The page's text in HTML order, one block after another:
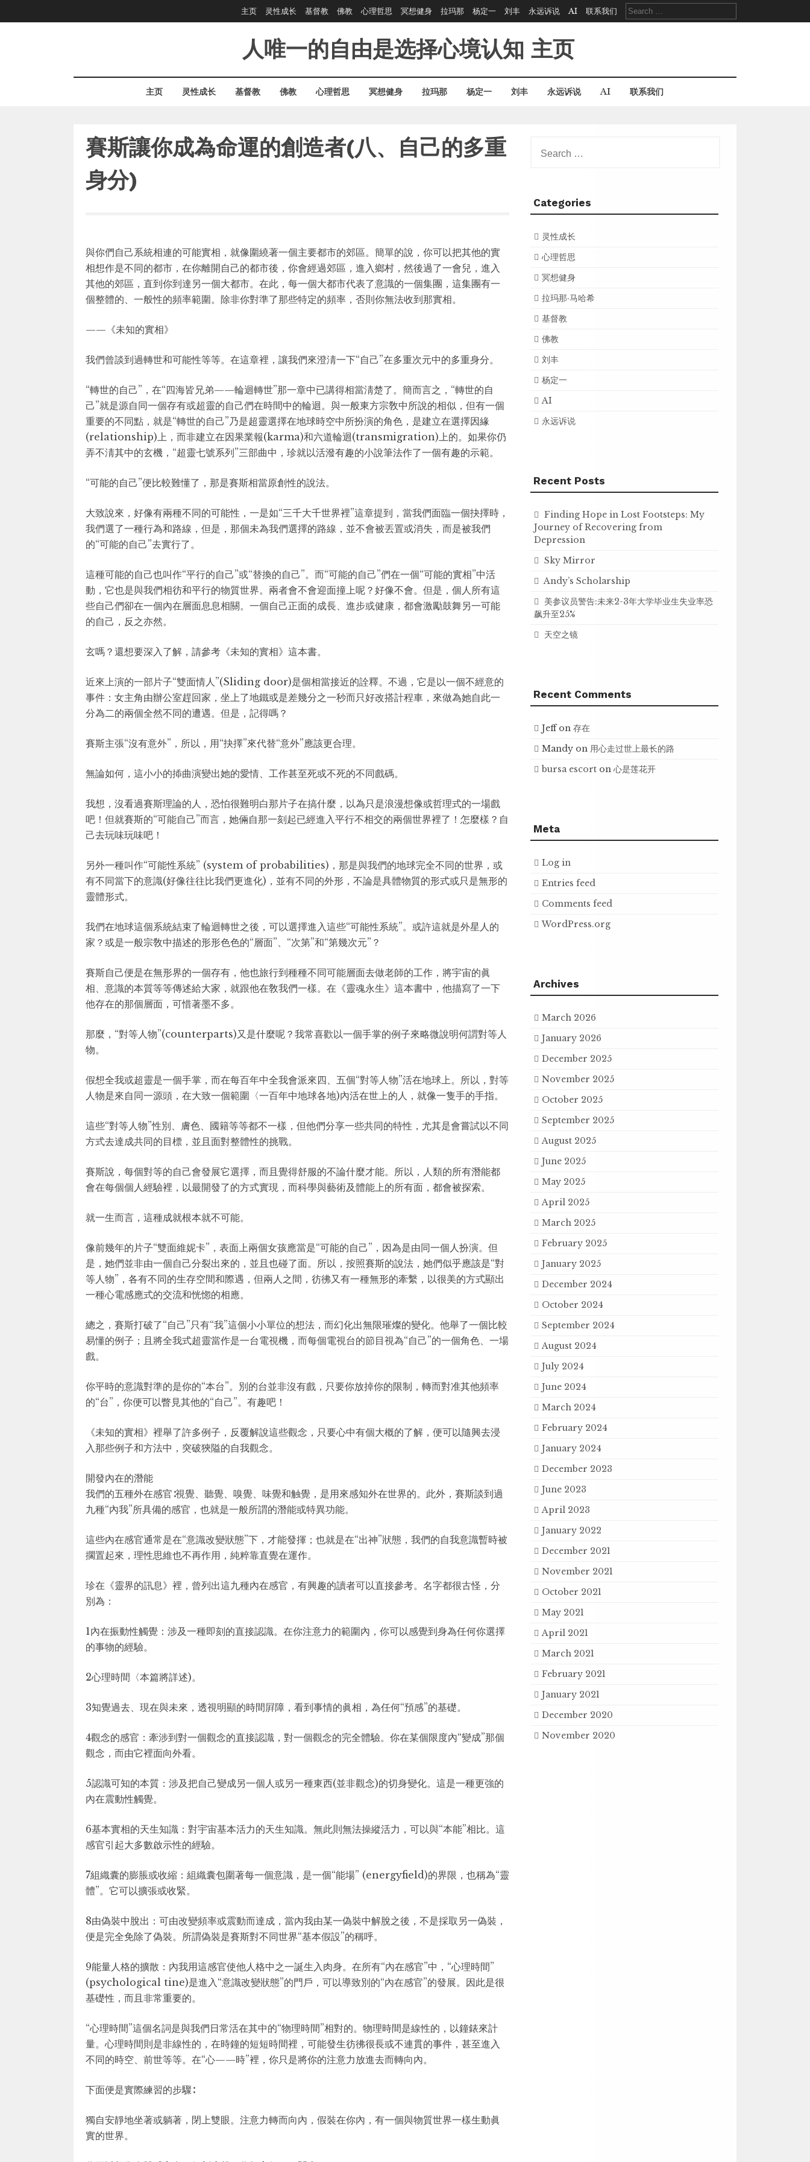
to
主页 灵性成长 基督教 佛教 心理哲思 冥想健身 拉玛那 杨定一 刘丰 永远诉说 AI 联系我们
Search
for:
人唯一的自由是选择心境认知 主页
主页 灵性成长 基督教 佛教 心理哲思 冥想健身 拉玛那 杨定一 刘丰 永远诉说 AI 联系我们
賽斯讓你成為命運的創造者(八、自己的多重
身分)
與你們自己系統相連的可能實相，就像圍繞著一個主要都市的郊區。簡單的說，你可以把其他的實
相想作是不同的都市，在你離開自己的都市後，你會經過郊區，進入鄉村，然後過了一會兒，進入
其他的郊區，直到你到達另一個大都市。在此，每一個大都市代表了意識的一個集團，這集團有一
個整體的、一般性的頻率範圍。除非你對準了那些特定的頻率，否則你無法收到那實相。
——《未知的實相》
我們曾談到過轉世和可能性等等。在這章裡，讓我們來澄淸一下“自己”在多重次元中的多重身分。
“轉世的自己”，在“四海皆兄弟——輪迴轉世”那一章中已講得相當淸楚了。簡而言之，“轉世的自
己”就是源自同一個存有或超靈的自己們在時間中的輪迴。與一般東方宗敎中所說的相似，但有一個
重要的不同點，就是“轉世的自己”乃是超靈選擇在地球時空中所扮演的角色，是建立在選擇因緣
(relationship)上，而非建立在因果業報(karma)和六道輪迴(transmigration)上的。如果你仍
弄不淸其中的玄機，“超靈七號系列”三部曲中，珍就以活潑有趣的小說筆法作了一個有趣的示範。
“可能的自己”便比較難懂了，那是賽斯相當原創性的說法。
大致說來，好像有兩種不同的可能性，一是如“三千大千世界裡”這章提到，當我們面臨一個抉擇時，
我們選了一種行為和路線，但是，那個未為我們選擇的路線，並不會被丟置或消失，而是被我們
的“可能的自己”去實行了。
這種可能的自己也叫作“平行的自己”或“替換的自己”。而“可能的自己”們在一個“可能的實相”中活
動，它也是與我們相彷和平行的物質世界。兩者會不會迎面撞上呢？好像不會。但是，個人所有這
些自己們卻在一個內在層面息息相關。一個自己正面的成長、進步或健康，都會激勵鼓舞另一可能
的自己，反之亦然。
玄嗎？還想要深入了解，請參考《未知的實相》這本書。
近來上演的一部片子“雙面情人”(Sliding door)是個相當接近的詮釋。不過，它是以一個不經意的
事件：女主角由辦公室趕回家，坐上了地鐵或是差幾分之一秒而只好改搭計程車，來做為她自此一
分為二的兩個全然不同的遭遇。但是，記得嗎？
賽斯主張“沒有意外”，所以，用“抉擇”來代替“意外”應該更合理。
無論如何，這小小的揷曲演變出她的愛情、工作甚至死或不死的不同戲碼。
我想，沒看過賽斯理論的人，恐怕很難明白那片子在搞什麼，以為只是浪漫想像或哲理式的一場戲
吧！但就賽斯的“可能自己”而言，她倆自那一刻起已經進入平行不相交的兩個世界裡了！怎麼樣？自
己去玩味玩味吧！
另外一種叫作“可能性系統” (system of probabilities)，那是與我們的地球完全不同的世界，或
有不同當下的意識(好像往往比我們更進化)，並有不同的外形，不論是具體物質的形式或只是無形的
靈體形式。
我們在地球這個系統結束了輪迴轉世之後，可以選擇進入這些“可能性系統”。或許這就是外星人的
家？或是一般宗敎中描述的形形色色的“層面”、“次第”和“第幾次元”？
賽斯自己便是在無形界的一個存有，他也旅行到種種不同可能層面去做老師的工作，將宇宙的眞
相、意識的本質等等傳述給大家，就跟他在敎我們一樣。在《靈魂永生》這本書中，他描寫了一下
他存在的那個層面，可惜著墨不多。
那麼，“對等人物”(counterparts)又是什麼呢？我常喜歡以一個手掌的例子來略微說明何謂對等人
物。
假想全我或超靈是一個手掌，而在每百年中全我會派來四、五個“對等人物”活在地球上。所以，對等
人物是來自同一源頭，在大致一個範圍〈一百年中地球各地)內活在世上的人，就像一隻手的手指。
這些“對等人物”性別、膚色、國籍等等都不一樣，但他們分享一些共同的特性，尤其是會嘗試以不同
方式去達成共同的目標，並且面對整體性的挑戰。
賽斯說，每個對等的自己會發展它選擇，而且覺得舒服的不論什麼才能。所以，人類的所有潛能都
會在每個個人經驗裡，以最開發了的方式實現，而科學與藝術及體能上的所有面，都會被探索。
就一生而言，這種成就根本就不可能。
像前幾年的片子“雙面維妮卡”，表面上兩個女孩應當是“可能的自己”，因為是由同一個人扮演。但
是，她們並非由一個自己分裂出來的，並且也碰了面。所以，按照賽斯的說法，她們似乎應該是“對
等人物”，各有不同的生存空間和際遇，但兩人之間，彷彿又有一種無形的牽繫，以很美的方式顯出
一種心電感應式的交流和恍惚的相應。
總之，賽斯打破了“自己”只有“我”這個小小單位的想法，而幻化出無限璀燦的變化。他舉了一個比較
易懂的例子；且將全我式超靈當作是一台電視機，而每個電視台的節目視為“自己”的一個角色、一場
戲。
你平時的意識對準的是你的“本台”。別的台並非沒有戲，只要你放掉你的限制，轉而對准其他頻率
的“台”，你便可以瞥見其他的“自己”。有趣吧！
《未知的實相》裡舉了許多例子，反覆解說這些觀念，只要心中有個大概的了解，便可以隨興去浸
入那些例子和方法中，突破狹隘的自我觀念。
開發內在的潛能
我們的五種外在感官∶視覺、聽覺、嗅覺、味覺和触覺，是用來感知外在世界的。此外，賽斯談到過
九種“內我”所具備的感官，也就是一般所謂的潛能或特異功能。
這些內在感官通常是在“意識改變狀態”下，才能發揮；也就是在“出神”狀態，我們的自我意識暫時被
擱置起來，理性思維也不再作用，純粹靠直覺在運作。
珍在《靈界的訊息》裡，曾列出這九種內在感官，有興趣的讀者可以直接參考。名字都很古怪，分
別為：
1內在振動性觸覺：涉及一種即刻的直接認識。在你注意力的範圍內，你可以感覺到身為任何你選擇
的事物的經驗。
2心理時間〈本篇將詳述)。
3知覺過去、現在與未來，透視明顯的時間屛障，看到事情的眞相，為任何“預感”的基礎。
4觀念的感官：牽涉到對一個觀念的直接認識，對一個觀念的完全體驗。你在某個限度內“變成”那個
觀念，而由它裡面向外看。
5認識可知的本質：涉及把自己變成另一個人或另一種東西(並非觀念)的切身變化。這是一種更強的
內在震動性觸覺。
6基本實相的天生知識：對宇宙基本活力的天生知識。無此則無法操縱活力，可以與“本能”相比。這
感官引起大多數啟示性的經驗。
7組織囊的膨脹或收縮：組織囊包圍著每一個意識，是一個“能場” (energyfield)的界限，也稱為“靈
體”。它可以擴張或收緊。
8由偽裝中脫出：可由改變頻率或震動而達成，當內我由某一偽裝中解脫之後，不是採取另一偽裝，
便是完全免除了偽裝。所謂偽裝是賽斯對不同世界“基本假設”的稱呼。
9能量人格的擴散：內我用這感官使他人格中之一誕生入肉身。在所有“內在感官”中，“心理時間”
(psychological tine)是進入“意識改變狀態”的門戶，可以導致別的“內在感官”的發展。因此是很
基礎性，而且非常重要的。
“心理時間”這個名詞是與我們日常活在其中的“物理時間”相對的。物理時間是線性的，以鐘錶來計
量。心理時間則是非線性的，在時鐘的短短時間裡，可能發生彷彿很長或不連貫的事件，甚至進入
不同的時空、前世等等。在“心——時”裡，你只是將你的注意力放進去而轉向內。
下面便是實際練習的步驟∶
獨自安靜地坐著或躺著，閉上雙眼。注意力轉而向內，假裝在你內，有一個與物質世界一樣生動眞
實的世界。
for:
Categories
灵性成长
心理哲思
冥想健身
拉玛那·马哈希
基督教
佛教
刘丰
杨定一
AI
永远诉说
Recent Posts
Finding Hope in Lost Footsteps: My
Journey of Recovering from
Depression
Sky Mirror
Andy’s Scholarship
美参议员警告:未来2-3年大学毕业生失业率恐
飙升至25%
天空之镜
Recent Comments
Jeffon存在
Mandy on 用心走过世上最长的路
bursa escort on心是莲花开
Meta
Log in
Entries feed
Comments feed
WordPress.org
Archives
March 2026
January 2026
December 2025
November 2025
October 2025
September 2025
August 2025
June 2025
May 2025
April 2025
March 2025
February 2025
January 2025
December 2024
October 2024
September 2024
August 2024
July 2024
June 2024
March 2024
February 2024
January 2024
December 2023
June 2023
April 2023
January 2022
December 2021
November 2021
October 2021
May 2021
April 2021
March 2021
February 2021
January 2021
December 2020
November 2020